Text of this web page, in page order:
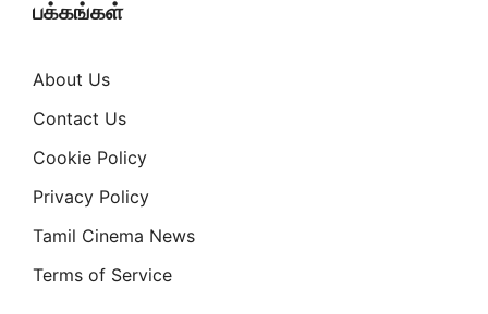
பக்கங்கள்
About Us
Contact Us
Cookie Policy
Privacy Policy
Tamil Cinema News
Terms of Service